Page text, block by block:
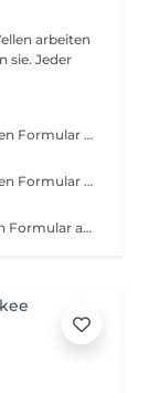
arbeiten
sie. Jeder
Bitte frage deinen Termin über unser Neukunden Formular auf unserer Website an. Nach einer Termin-Einladung ist dieser Termin für dich buchbar. Bei Locken Elite arbeiten wir als Team. Deshalb kann es sein, dass ein Teil deiner gebuchten Dienstleistung (ausgenommen Schnitt) von einem anderen Mitarbeiter übernommen wird.
Bitte frage deinen Termin über unser Neukunden Formular auf unserer Website an. Nach einer Termin-Einladung ist dieser Termin für dich buchbar. Bei Locken Elite arbeiten wir als Team. Deshalb kann es sein, dass ein Teil deiner gebuchten Dienstleistung (ausgenommen Schnitt) von einem anderen Mitarbeiter übernommen wird.
Bitte frage einen Termin über unser Neukunden Formular auf unserer Website an. Nach einer Termin-Einladung ist dieser Termin für dich buchbar. Buche dieses Paket bei Annabella. Deine persönliche Beratung und dein Schnitt werden zusätzlich von Tessa begleitet. So profitierst du von der Erfahrung zweier Spezialistinnen und gleichzeitig von einem attraktiven Preisvorteil. Wähle einfach deinen Wunschtermin bei Annabella online aus. Sollte die zusätzliche Begleitung durch Tessa zum gewählten Zeitpunkt nicht möglich sein, melden wir uns persönlich bei dir und finden gemeinsam einen passenden Termin. Bei Locken Elite arbeiten wir als Team. Deshalb kann es sein, dass ein Teil deiner gebuchten Dienstleistung (ausgenommen Schnitt) von einem anderen Mitarbeiter übernommen wird.